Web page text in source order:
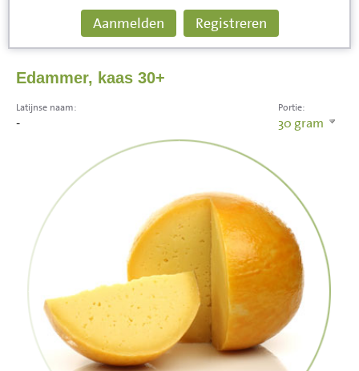
Aanmelden Registreren
Edammer, kaas 30+
Portie:
30 gram
Latijnse naam:
-